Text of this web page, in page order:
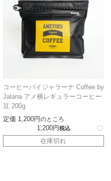
コーヒーバイジャラーナ Coffee by
Jalana アメ横レギュラーコーヒー
豆 200g
定価 1,200 のところ
1,200 税込
在庫切れ